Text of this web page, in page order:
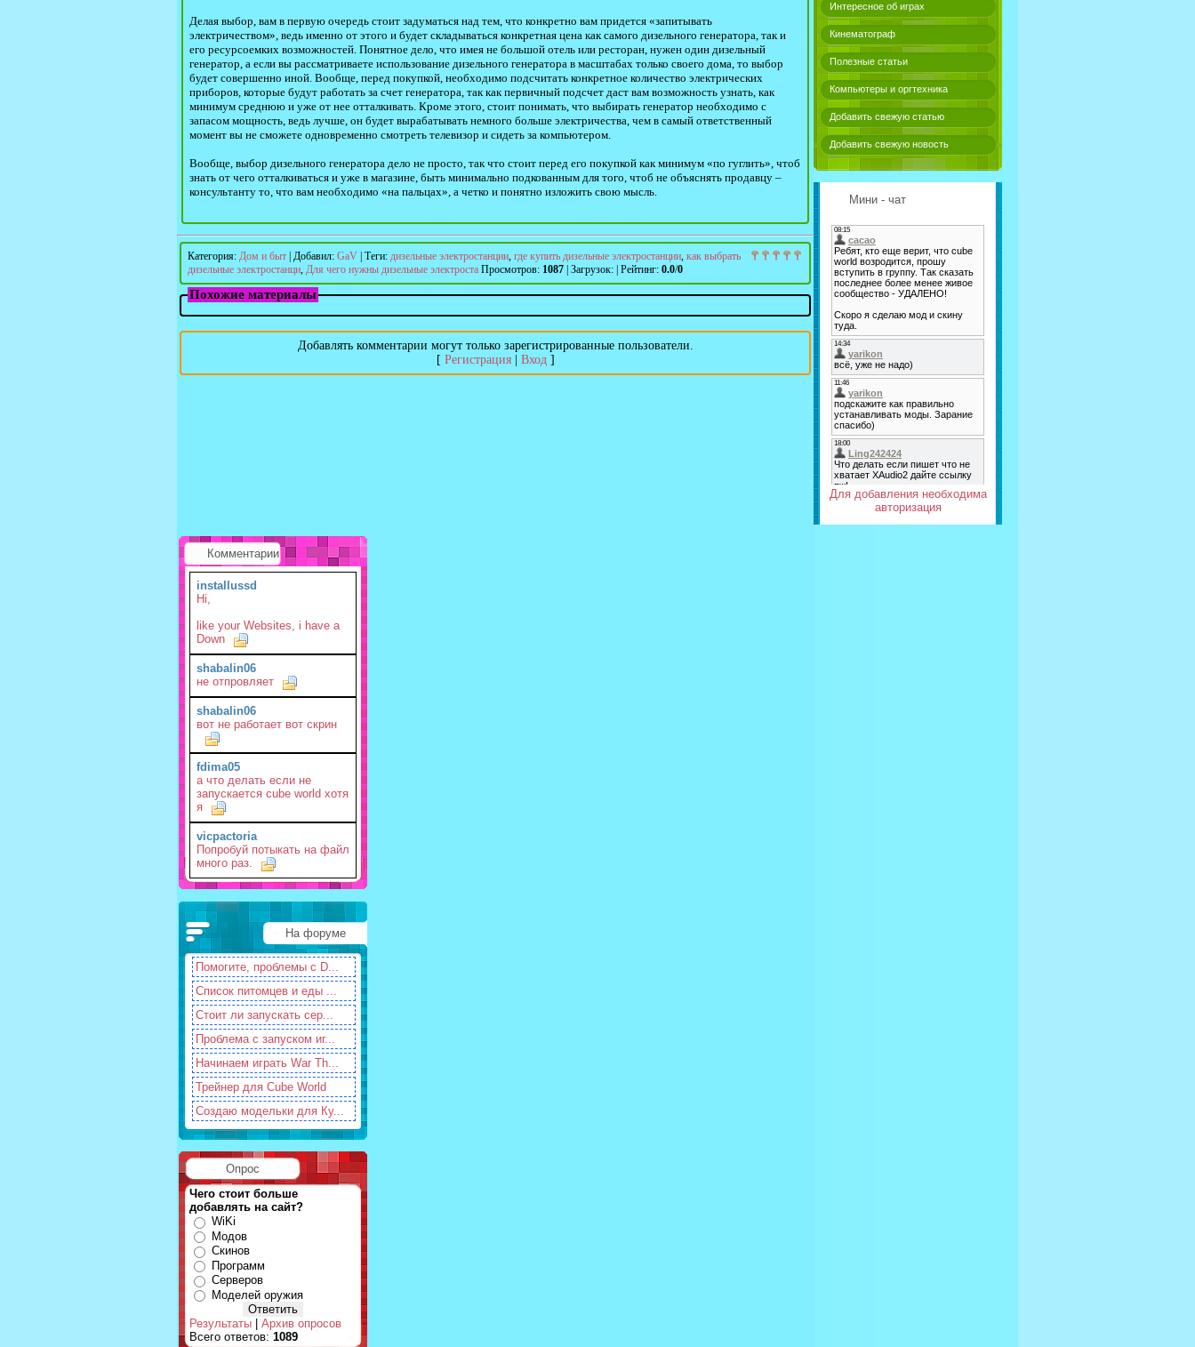
Делая выбор, вам в первую очередь стоит задуматься над тем, что конкретно вам придется «запитывать
электричеством», ведь именно от этого и будет складываться конкретная цена как самого дизельного генератора, так и
его ресурсоемких возможностей. Понятное дело, что имея не большой отель или ресторан, нужен один дизельный
генератор, а если вы рассматриваете использование дизельного генератора в масштабах только своего дома, то выбор
будет совершенно иной. Вообще, перед покупкой, необходимо подсчитать конкретное количество электрических
приборов, которые будут работать за счет генератора, так как первичный подсчет даст вам возможность узнать, как
минимум среднюю и уже от нее отталкивать. Кроме этого, стоит понимать, что выбирать генератор необходимо с
запасом мощность, ведь лучше, он будет вырабатывать немного больше электричества, чем в самый ответственный
момент вы не сможете одновременно смотреть телевизор и сидеть за компьютером.
Вообще, выбор дизельного генератора дело не просто, так что стоит перед его покупкой как минимум «по гуглить», чтоб
знать от чего отталкиваться и уже в магазине, быть минимально подкованным для того, чтоб не объяснять продавцу –
консультанту то, что вам необходимо «на пальцах», а четко и понятно изложить свою мысль.
Категория: Дом и быт Добавил: GaV Теги: дизельные электростанции, где купить дизельные электростанции, как выбрать
дизельные электростанци, Для чего нужны дизельные электроста Просмотров: 1087 Загрузок: Рейтинг: 0.0/0
Похожие материалы
Добавлять комментарии могут только зарегистрированные пользователи.
[ Регистрация| Вход]
Интересное об играх
Кинематограф
Полезные статьи
Компьютеры и оргтехника
Добавить свежую статью
Добавить свежую новость
Мини - чат
Для добавления необходима
авторизация
Комментарии
installussd
Hi,
like your Websites, i have a
Down
shabalin06
не отпровляет
shabalin06
вот не работает вот скрин
fdima05
а что делать если не
запускается cube world хотя
я
vicpactoria
Попробуй потыкать на файл
много раз.
На форуме
Помогите, проблемы с D...
Список питомцев и еды ...
Стоит ли запускать сер...
Проблема с запуском иг...
Начинаем играть War Th...
Трейнер для Cube World
Создаю модельки для Ку...
Опрос
Чего стоит больше
добавлять на сайт?
WiKi
Модов
Скинов
Программ
Серверов
Моделей оружия
Результаты
Архив опросов
Всего ответов: 1089